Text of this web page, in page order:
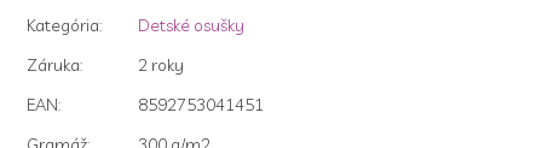
hviezdičiek.
Kategória:
Detské osušky
Záruka:
2 roky
EAN:
8592753041451